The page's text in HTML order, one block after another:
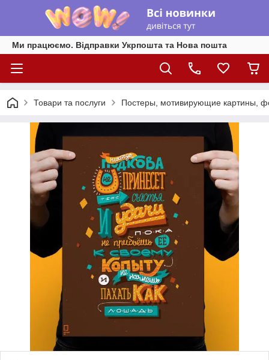
Ми працюємо. Відправки Укрпошта та Нова пошта
Товари та послуги Постеры, мотивирующие картины,